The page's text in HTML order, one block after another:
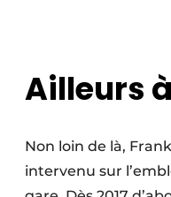
Ailleurs
Non loin de là,
intervenu sur